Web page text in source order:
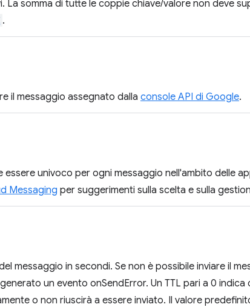
La somma di tutte le coppie chiave/valore non deve
.
il messaggio assegnato dalla console API di Google.
essere univoco per ogni messaggio nell'ambito delle
Messaging per suggerimenti sulla scelta e sulla
messaggio in secondi. Se non è possibile inviare il
un evento onSendError. Un TTL pari a 0 indica
o non riuscirà a essere inviato. Il valore